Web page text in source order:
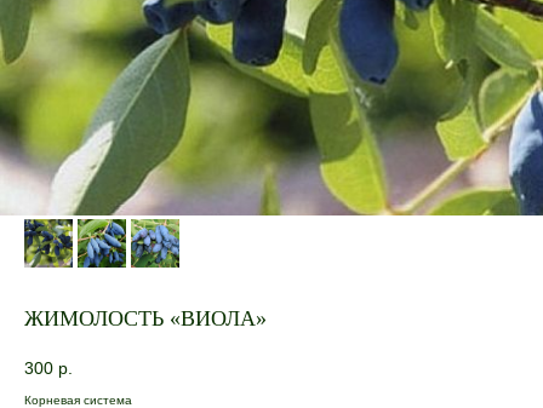
ЖИМОЛОСТЬ «ВИОЛА»
300 р.
Корневая система